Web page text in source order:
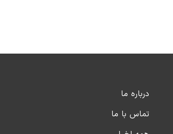
درباره ما
تماس با ما